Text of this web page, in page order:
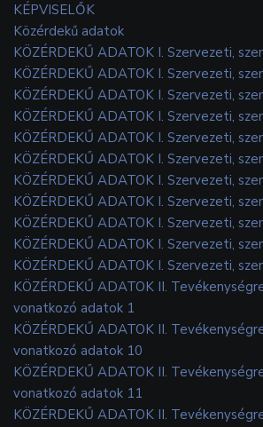
KÉPVISELŐK
Közérdekű adatok
KÖZÉRDEKŰ ADATOK I. Szervezeti,
KÖZÉRDEKŰ ADATOK I. Szervezeti,
KÖZÉRDEKŰ ADATOK I. Szervezeti,
KÖZÉRDEKŰ ADATOK I. Szervezeti,
KÖZÉRDEKŰ ADATOK I. Szervezeti,
KÖZÉRDEKŰ ADATOK I. Szervezeti,
KÖZÉRDEKŰ ADATOK I. Szervezeti,
KÖZÉRDEKŰ ADATOK I. Szervezeti,
KÖZÉRDEKŰ ADATOK I. Szervezeti,
KÖZÉRDEKŰ ADATOK I. Szervezeti,
KÖZÉRDEKŰ ADATOK I. Szervezeti,
KÖZÉRDEKŰ ADATOK II.
vonatkozó adatok 1
KÖZÉRDEKŰ ADATOK II.
vonatkozó adatok 10
KÖZÉRDEKŰ ADATOK II.
vonatkozó adatok 11
KÖZÉRDEKŰ ADATOK II.